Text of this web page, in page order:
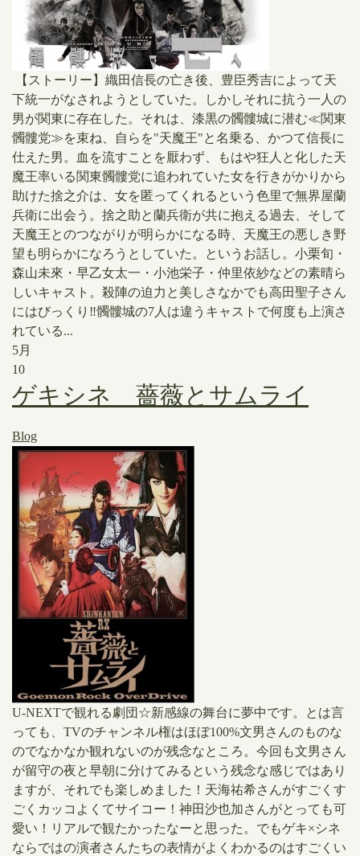
【ストーリー】織田信長の亡き後、豊臣秀吉によって天
下統一がなされようとしていた。しかしそれに抗う一人の
男が関東に存在した。それは、漆黒の髑髏城に潜む≪関東
髑髏党≫を束ね、自らを"天魔王"と名乗る、かつて信長に
仕えた男。血を流すことを厭わず、もはや狂人と化した天
魔王率いる関東髑髏党に追われていた女を行きがかりから
助けた捨之介は、女を匿ってくれるという色里で無界屋蘭
兵衛に出会う。捨之助と蘭兵衛が共に抱える過去、そして
天魔王とのつながりが明らかになる時、天魔王の悪しき野
望も明らかになろうとしていた。というお話し。小栗旬・
森山未來・早乙女太一・小池栄子・仲里依紗などの素晴ら
しいキャスト。殺陣の迫力と美しさなかでも高田聖子さん
にはびっくり‼️髑髏城の7人は違うキャストで何度も上演さ
れている...
5月
10
ゲキ️シネ 薔薇とサムライ
Blog
U-NEXTで観れる劇団☆新感線の舞台に夢中です。とは言
っても、TVのチャンネル権はほぼ100%文男さんのものな
のでなかなか観れないのが残念なところ。今回も文男さん
が留守の夜と早朝に分けてみるという残念な感じではあり
ますが、それでも楽しめました！天海祐希さんがすごくす
ごくカッコよくてサイコー！神田沙也加さんがとっても可
愛い！リアルで観たかったなーと思った。でもゲキ×シネ
ならではの演者さんたちの表情がよくわかるのはすごくい